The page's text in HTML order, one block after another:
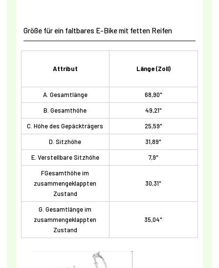
Größe für ein faltbares E-Bike mit fetten Reifen
Attribut Länge (Zoll)
A. Gesamtlänge
68,90"
B. Gesamthöhe
49,21"
C. Höhe des Gepäckträgers
25,59"
D. Sitzhöhe
31,89"
E. Verstellbare Sitzhöhe
7,9"
FGesamthöhe im
zusammengeklappten
Zustand
30,31"
G. Gesamtlänge im
zusammengeklappten
Zustand
35,04"